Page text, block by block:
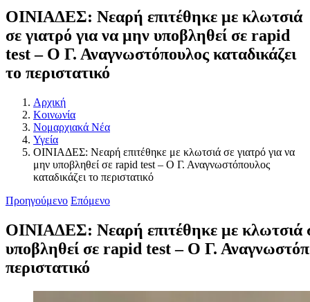
ΟΙΝΙΑΔΕΣ: Νεαρή επιτέθηκε με κλωτσιά
σε γιατρό για να μην υποβληθεί σε rapid
test – O Γ. Αναγνωστόπουλος καταδικάζει
το περιστατικό
Αρχική
Κοινωνία
Νομαρχιακά Νέα
Υγεία
ΟΙΝΙΑΔΕΣ: Νεαρή επιτέθηκε με κλωτσιά σε γιατρό για να
μην υποβληθεί σε rapid test – O Γ. Αναγνωστόπουλος
καταδικάζει το περιστατικό
Προηγούμενο Επόμενο
ΟΙΝΙΑΔΕΣ: Νεαρή επιτέθηκε με κλωτσιά
υποβληθεί σε rapid test – O Γ.
περιστατικό